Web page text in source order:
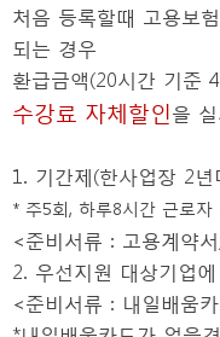
처음 등록할때 고용보
되는 경우
환급금액(20시간 기준
수강료 자체할인을
1. 기간제(한사업장 2
* 주5회, 하루8시간 근로자
<준비서류 : 고용계약
2. 우선지원 대상기업
<준비서류 : 내일배움